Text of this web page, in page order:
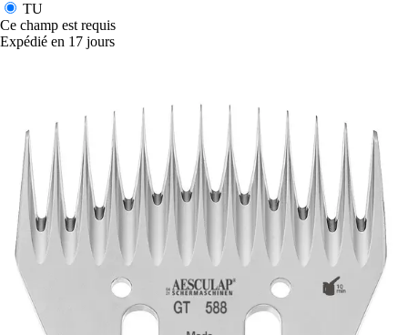
TU
Ce champ est requis
Expédié en 17 jours